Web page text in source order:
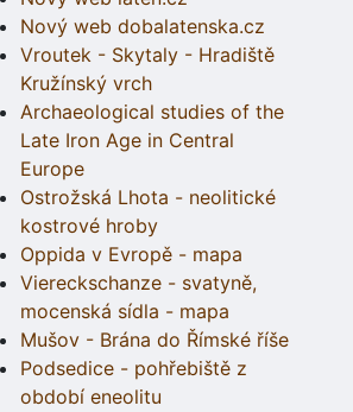
Nový web dobalatenska.cz
Vroutek - Skytaly - Hradiště
Kružínský vrch
Archaeological studies of the
Late Iron Age in Central
Europe
Ostrožská Lhota - neolitické
kostrové hroby
Oppida v Evropě - mapa
Viereckschanze - svatyně,
mocenská sídla - mapa
Mušov - Brána do Římské říše
Podsedice - pohřebiště z
období eneolitu